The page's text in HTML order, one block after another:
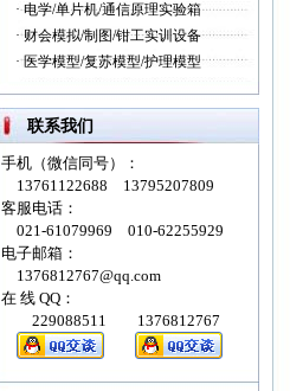
·电学/单片机/通信原理实验箱
·财会模拟/制图/钳工实训设备
·医学模型/复苏模型/护理模型
联系我们
手机（微信同号）：
13761122688 13795207809
客服电话：
021-61079969 010-62255929
电子邮箱：
1376812767@qq.com
在 线 QQ：
229088511 1376812767